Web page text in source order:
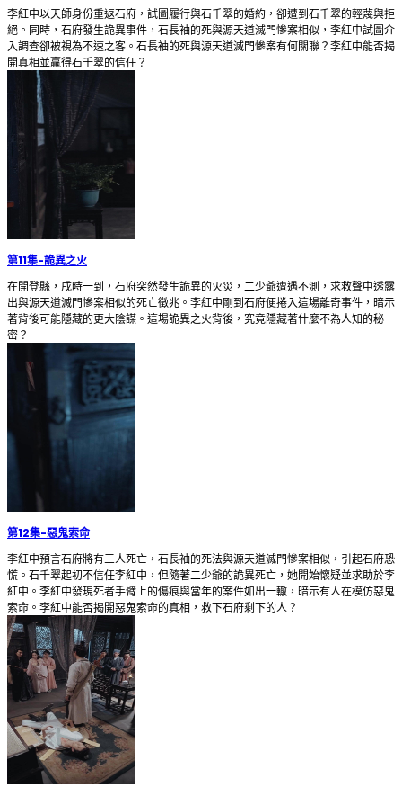
李紅中以天師身份重返石府，試圖履行與石千翠的婚約，卻遭到石千翠的輕蔑與拒
絕。同時，石府發生詭異事件，石長袖的死與源天道滅門慘案相似，李紅中試圖介
入調查卻被視為不速之客。石長袖的死與源天道滅門慘案有何關聯？李紅中能否揭
開真相並贏得石千翠的信任？
第11集-詭異之火
在開登縣，戌時一到，石府突然發生詭異的火災，二少爺遭遇不測，求救聲中透露
出與源天道滅門慘案相似的死亡徵兆。李紅中剛到石府便捲入這場離奇事件，暗示
著背後可能隱藏的更大陰謀。這場詭異之火背後，究竟隱藏著什麼不為人知的秘
密？
第12集-惡鬼索命
李紅中預言石府將有三人死亡，石長袖的死法與源天道滅門慘案相似，引起石府恐
慌。石千翠起初不信任李紅中，但隨著二少爺的詭異死亡，她開始懷疑並求助於李
紅中。李紅中發現死者手臂上的傷痕與當年的案件如出一轍，暗示有人在模仿惡鬼
索命。李紅中能否揭開惡鬼索命的真相，救下石府剩下的人？